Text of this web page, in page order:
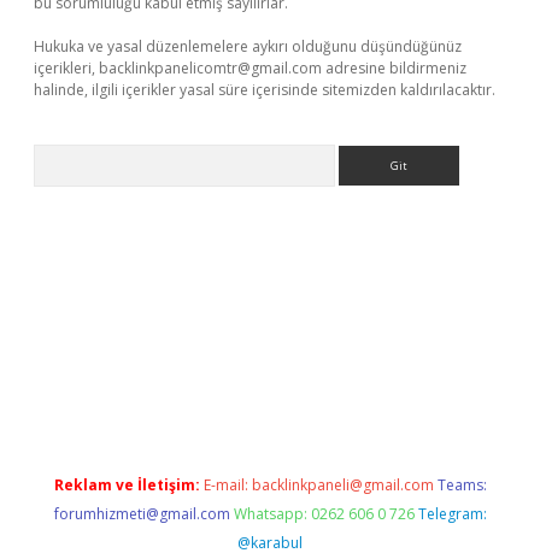
Hukuka ve yasal düzenlemelere aykırı olduğunu düşündüğünüz
içerikleri, backlinkpanelicomtr@gmail.com adresine bildirmeniz
halinde, ilgili içerikler yasal süre içerisinde sitemizden kaldırılacaktır.
Reklam ve İletişim: E-mail: backlinkpaneli@gmail.com Teams:
forumhizmeti@gmail.com Whatsapp: 0262 606 0 726 Telegram:
@karabul